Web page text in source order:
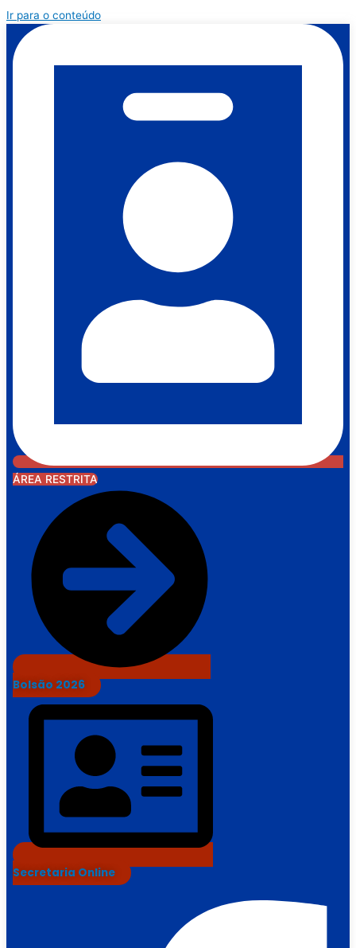
Ir para o conteúdo
ÁREA RESTRITA
Bolsão 2026
Secretaria Online